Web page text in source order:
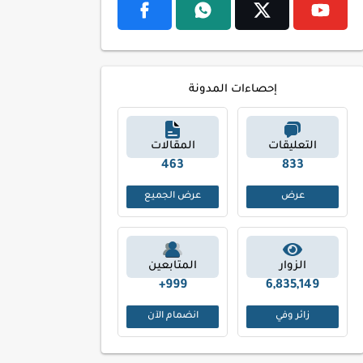
إحصاءات المدونة
التعليقات
991
عرض
المقالات
553
عرض الجميع
الزوار
6,835,149
زائر وفي
المتابعين
999+
انضمام الآن